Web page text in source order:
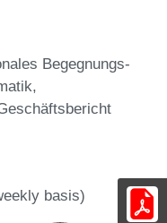
Begegnungs-
basis)